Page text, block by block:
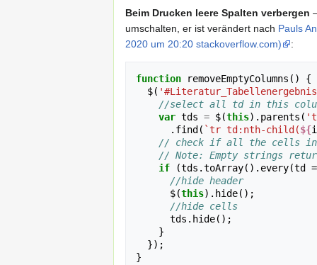
Beim Drucken leere Spalten verbergen
umschalten, er ist verändert nach Pauls
2020 um 20:20 stackoverflow.com)
:
function removeEmptyColumns ()
{
$(
//select all td in this
var tds = $(this). parents (
. find ( `tr td:nth-child(${i
// check if all the cells in
// Note: Empty strings
if
(tds .toArray(). every(td
//hide header
$(this). hide();
//hide cells
tds . hide();
}
});
}